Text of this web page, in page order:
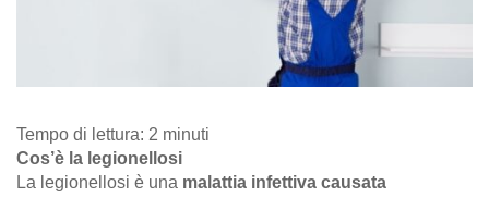
Tempo di lettura: 2 minuti
Cos’è la legionellosi
La legionellosi è una malattia infettiva causata